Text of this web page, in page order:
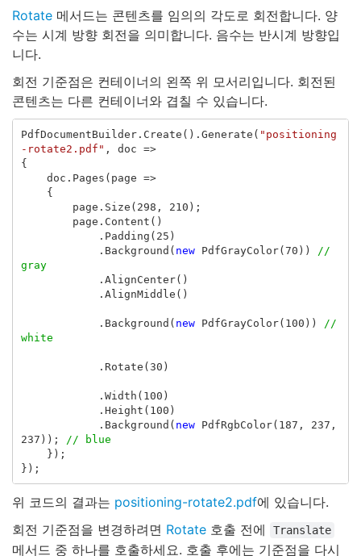
Rotate 메서드는 콘텐츠를 임의의 각도로 회전합니다. 양
수는 시계 방향 회전을 의미합니다. 음수는 반시계 방향입
니다.
회전 기준점은 컨테이너의 왼쪽 위 모서리입니다. 회전된
콘텐츠는 다른 컨테이너와 겹칠 수 있습니다.
PdfDocumentBuilder. Create (). Generate ( "positioning
-rotate2.pdf" , doc =>
{
doc . Pages ( page =>
{
page . Size ( 298 , 210 );
page . Content ()
. Padding ( 25 )
. Background ( new PdfGrayColor( 70 ))
//
gray
. AlignCenter()
. AlignMiddle ()
. Background ( new PdfGrayColor( 100 ))
//
white
. Rotate ( 30 )
. Width ( 100 )
. Height ( 100 )
. Background ( new PdfRgbColor( 187 , 237 ,
237 ));
// blue
});
});
위 코드의 결과는 positioning-rotate2.pdf에 있습니다.
회전 기준점을 변경하려면 Rotate 호출 전에 Translate
메서드 중 하나를 호출하세요. 호출 후에는 기준점을 다시